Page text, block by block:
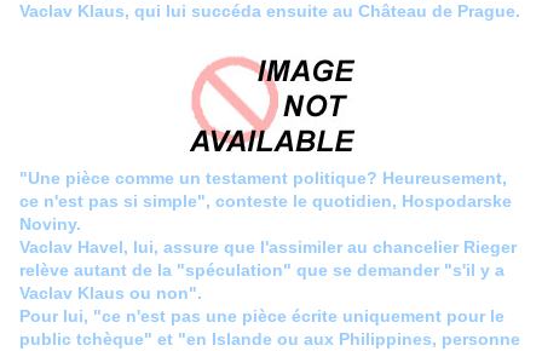
Vaclav Klaus, qui lui succéda ensuite au Château de Prague.
"Une pièce comme un testament politique? Heureusement,
ce n'est pas si simple", conteste le quotidien, Hospodarske
Noviny.
Vaclav Havel, lui, assure que l'assimiler au chancelier Rieger
relève autant de la "spéculation" que se demander "s'il y a
Vaclav Klaus ou non".
Pour lui, "ce n'est pas une pièce écrite uniquement pour le
public tchèque" et "en Islande ou aux Philippines, personne